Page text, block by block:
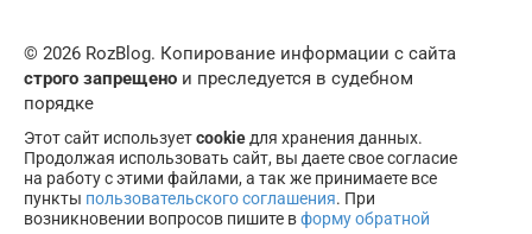
© 2026 RozBlog. Копирование информации с сайта
строго запрещено и преследуется в судебном
порядке
Этот сайт используетcookie для хранения данных.
Продолжая использовать сайт, вы даете свое согласие
на работу с этими файлами, а так же принимаете все
пункты пользовательского соглашения. При
возникновении вопросов пишите вформу обратной